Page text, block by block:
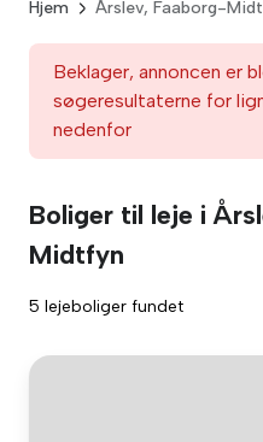
Hjem Årslev, Faaborg-
Beklager, annoncen er
søgeresultaterne for
nedenfor
Boliger til leje i
Midtfyn
5 lejeboliger fundet